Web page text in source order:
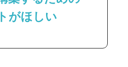
がほしい